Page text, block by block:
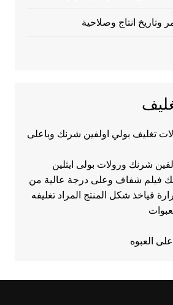
وتاريخ انتاج وصلاحية
تغليف بولي اولفين شرنك وباعلى
شرنك ورولات بولى ايثلين
فيلم شفاف وعلى درجة عالية من
فياخذ شكل المنتج المراد تغليفه
العبوه